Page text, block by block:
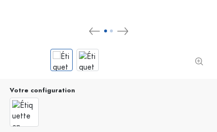
Votre configuration